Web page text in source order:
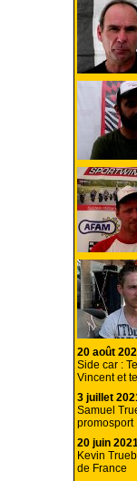
20 août
Side car :
Vincent et
3 juillet
Samuel
promosport
20 juin
Kevin
de France